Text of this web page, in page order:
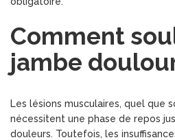
Comment
jambe
Les lésions musculaires, quel que
nécessitent une phase de repos
douleurs. Toutefois, les